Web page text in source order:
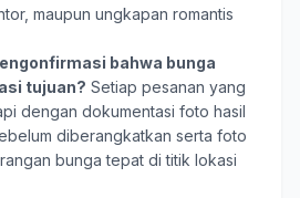
maupun ungkapan romantis
bahwa bunga
tujuan? Setiap pesanan yang
dengan dokumentasi foto hasil
diberangkatkan serta foto
bunga tepat di titik lokasi